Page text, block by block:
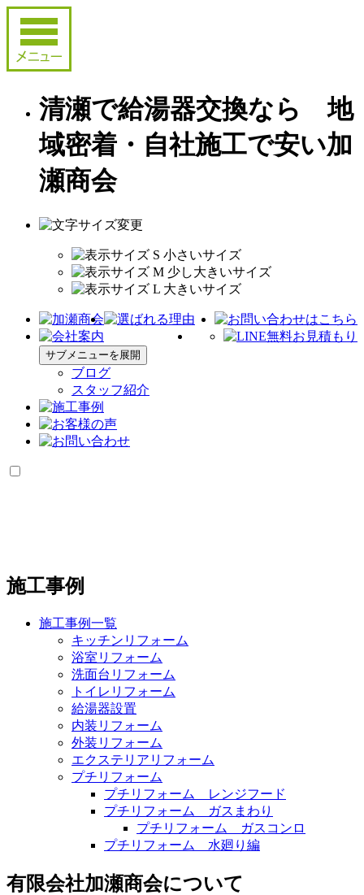
清瀬で給湯器交換なら 地
域密着・自社施工で安い加
瀬商会
サブメニューを展開
ブログ
スタッフ紹介
施工事例
施工事例一覧
キッチンリフォーム
浴室リフォーム
洗面台リフォーム
トイレリフォーム
給湯器設置
内装リフォーム
外装リフォーム
エクステリアリフォーム
プチリフォーム
プチリフォーム レンジフード
プチリフォーム ガスまわり
プチリフォーム ガスコンロ
プチリフォーム 水廻り編
有限会社加瀬商会について